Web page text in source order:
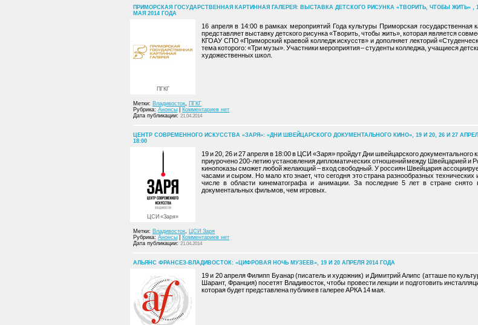
ПРИМОРСКАЯ ГОСУДАРСТВЕННАЯ КАРТИННАЯ ГАЛЕРЕЯ: ВЫСТАВКА ДЕТСКОГО РИСУНКА «ТВОРИТЬ, ЧТОБЫ ЖИТЬ» ,
МАЯ 2014 ГОДА
ПГКГ
16 апреля в 14:00 в рамках мероприятий Года культуры Приморская государственная
представляет выставку детского рисунка «Творить, чтобы жить», которая является
КГОАУ СПО «Приморский краевой колледж искусств» и дополняет лекторий
тема которого: «Три музы». Участники мероприятия – студенты колледжа, учащиеся
художественных школ.
Метки: Владивосток, ПГКГ
Рубрика: Анонсы
Комментариев нет
Дата публикации: 21.04.2014
ЦЕНТР СОВРЕМЕННОГО ИСКУССТВА «ЗАРЯ»: «ДНИ ШВЕЙЦАРСКОГО ДОКУМЕНТАЛЬНОГО КИНО», 19 И 20, 26 И 27
18:00
ЦСИ «Заря»
19 и 20, 26 и 27 апреля в 18:00 в ЦСИ «Заря» пройдут Дни швейцарского документального
приурочено 200-летию установления дипломатических отношений между Швейцарией и
кинопоказы сможет любой желающий – вход свободный. У россиян Швейцария
часами и сыром. Но мало кто знает, что сегодня это страна разнообразных технических
числе в области кинематографа и анимации. За последние 5 лет в стране
документальных фильмов, чем игровых.
Метки: Владивосток, ЦСИ Заря
Рубрика: Анонсы
Комментариев нет
Дата публикации: 21.04.2014
АЛЬЯНС ФРАНСЕЗ-ВЛАДИВОСТОК: «ЦИФРОВАЯ НОЧЬ МУЗЕЕВ», 19 И 20 АПРЕЛЯ 2014 ГОДА
19 и 20 апреля Филипп Буанар (писатель и художник) и Димитрий Алипс (атташе по
Шарант, Франция) посетят Владивосток, чтобы провести лекции и подготовить
которая будет представлена публике в галерее АРКА 14 мая.